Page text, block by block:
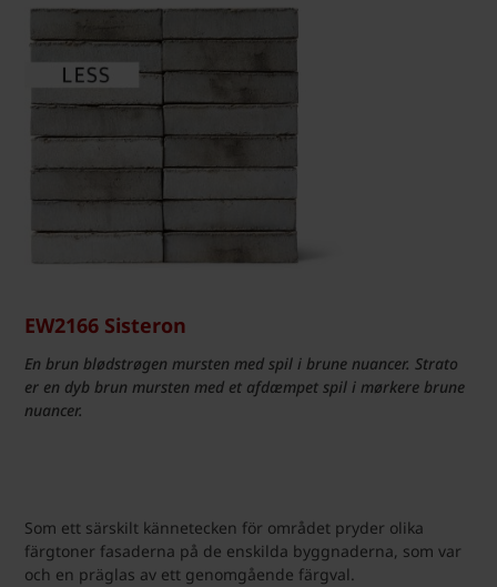
EW2166 Sisteron
En brun blødstrøgen mursten med spil i brune nuancer. Strato
er en dyb brun mursten med et afdæmpet spil i mørkere brune
nuancer.
Som ett särskilt kännetecken för området pryder olika
färgtoner fasaderna på de enskilda byggnaderna, som var
och en präglas av ett genomgående färgval.